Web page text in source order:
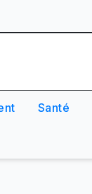
Santé